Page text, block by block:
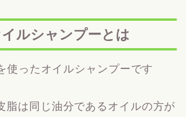
ルシャンプーとは
使ったオイルシャンプーです
脂は同じ油分であるオイルの方が